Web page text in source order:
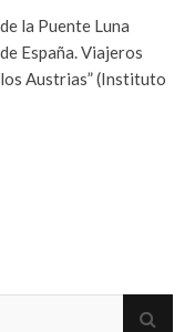
la Puente Luna
España. Viajeros
Austrias” (Instituto